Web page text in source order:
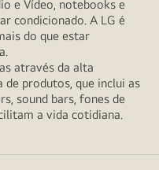
e Vídeo, notebooks e
condicionado. A LG é
do que estar
através da alta
de produtos, que inclui as
sound bars, fones de
a vida cotidiana.